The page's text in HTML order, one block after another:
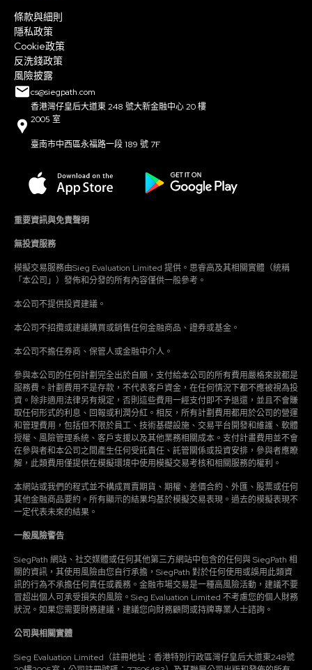
條款與細則
隱私政策
Cookie政策
反洗錢政策
風險披露
cs@siegpath.com
香港灣仔皇后大道東 248 號大新金融中心 20 樓
2005 室
臺南市中西區永福路一段 189 號 7F
重要資訊與免責聲明
無投資服務
模擬交易服務由Sieg Evaluation Limited 提供。思睿高及其相關實體（統稱
「本公司」）發佈和分發的所有內容僅供一般參考。
本公司不提供投資建議。
本公司不招攬或建議購買或銷售任何金融商品、證券或基金。
本公司不擔任券商、保管人或金融中介人。
參與本公司的任何計劃完全出於自願，支付給本公司的所有費用嚴格來說都是
服務費。計劃費用不是存款，不代表客戶資金，在任何情況下都不應被視為投
資。除非適用法律另有規定，否則這些費用一經支付即不予退還，並且不會賺
取任何形式的利息、回報或利潤分紅。相反，所有計劃費用都用於公司的營運
和管理費用，包括但不限於員工、技術基礎設施、交易平台開發和維護、軟體
授權、風險管理系統、客戶支援以及其他業務相關成本。支付計畫費用並不會
在參與者和本公司之間產生任何受託責任、託管關係或投資安排，參與者應瞭
解，此類費用僅提供在模擬環境中使用模擬交易考核和相關服務的權利。
本網站或我們的程式並不構成買賣期貨、期權、差價合約、外匯、股票或任何
其他金融商品要約。所有顯示的結果均基於模擬交易表現。過去的模擬表現不
一定代表未來的結果。
一般風險警告
SiegPath 網站、社交媒體或任何其他第三方網站中包含的任何與 SiegPath 相
關的資訊，其使用風險由您自行承擔，SiegPath 對於任何使用或誤用此類資
訊的行為不承擔任何責任或義務。金融市場交易是一種高風險活動，建議不要
冒超出個人可承受損失的風險。Sieg Evaluation Limited 不考慮您的個人財務
狀況。如果您需要財務建議，建議您向財務顧問或持牌專業人士諮詢。
公司與相關實體
Sieg Evaluation Limited（註冊地址：香港特別行政區灣仔皇后大道東248號